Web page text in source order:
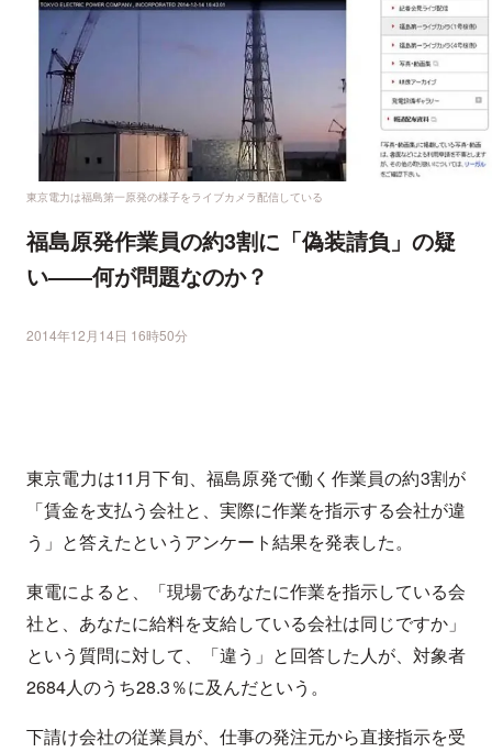
東京電力は福島第一原発の様子をライブカメラ配信している
福島原発作業員の約3割に「偽装請負」の疑
い――何が問題なのか？
2014年12月14日 16時50分
東京電力は11月下旬、福島原発で働く作業員の約3割が
「賃金を支払う会社と、実際に作業を指示する会社が違
う」と答えたというアンケート結果を発表した。
東電によると、「現場であなたに作業を指示している会
社と、あなたに給料を支給している会社は同じですか」
という質問に対して、「違う」と回答した人が、対象者
2684人のうち28.3％に及んだという。
下請け会社の従業員が、仕事の発注元から直接指示を受